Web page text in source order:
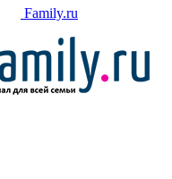
Family.ru